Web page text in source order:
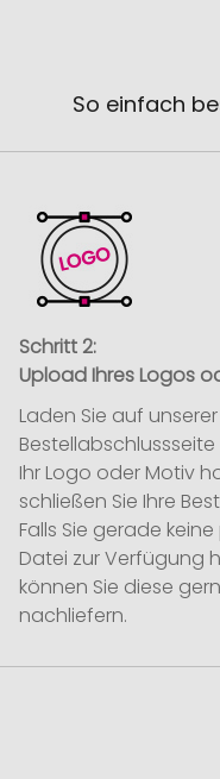
So einfach
Schritt 2:
Upload Ihres Logos
Laden Sie auf unserer
Ihr Logo oder Motiv
schließen Sie Ihre
Falls Sie gerade
Datei zur Verfügung
können Sie diese
nachliefern.